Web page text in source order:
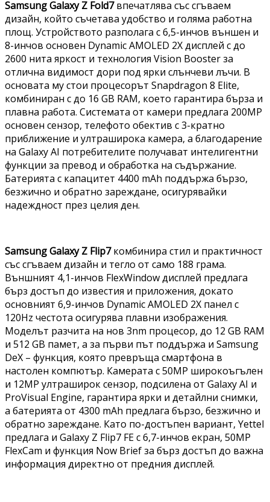
Samsung Galaxy Z Fold7впечатлява със сгъваем
дизайн, който съчетава удобство и голяма работна
площ. Устройството разполага с 6,5-инчов външен и
8-инчов основен Dynamic AMOLED 2X дисплей с до
2600 нита яркост и технология Vision Booster за
отлична видимост дори под ярки слънчеви лъчи. В
основата му стои процесорът Snapdragon 8 Elite,
комбиниран с до 16 GB RAM, което гарантира бърза и
плавна работа. Системата от камери предлага 200MP
основен сензор, телефото обектив с 3-кратно
приближение и ултраширока камера, а благодарение
на Galaxy AI потребителите получават интелигентни
функции за превод и обработка на съдържание.
Батерията с капацитет 4400 mAh поддържа бързо,
безжично и обратно зареждане, осигурявайки
надеждност през целия ден.
Samsung Galaxy Z Flip7комбинира стил и практичност
със сгъваем дизайн и тегло от само 188 грама.
Външният 4,1-инчов FlexWindow дисплей предлага
бърз достъп до известия и приложения, докато
основният 6,9-инчов Dynamic AMOLED 2X панел с
120Hz честота осигурява плавни изображения.
Моделът разчита на нов 3nm процесор, до 12 GB RAM
и 512 GB памет, а за първи път поддържа и Samsung
DeX – функция, която превръща смартфона в
настолен компютър. Камерата с 50MP широкоъгълен
и 12MP ултраширок сензор, подсилена от Galaxy AI и
ProVisual Engine, гарантира ярки и детайлни снимки,
а батерията от 4300 mAh предлага бързо, безжично и
обратно зареждане. Като по-достъпен вариант, Yettel
предлага и Galaxy Z Flip7 FE с 6,7-инчов екран, 50MP
FlexCam и функция Now Brief за бърз достъп до важна
информация директно от предния дисплей.